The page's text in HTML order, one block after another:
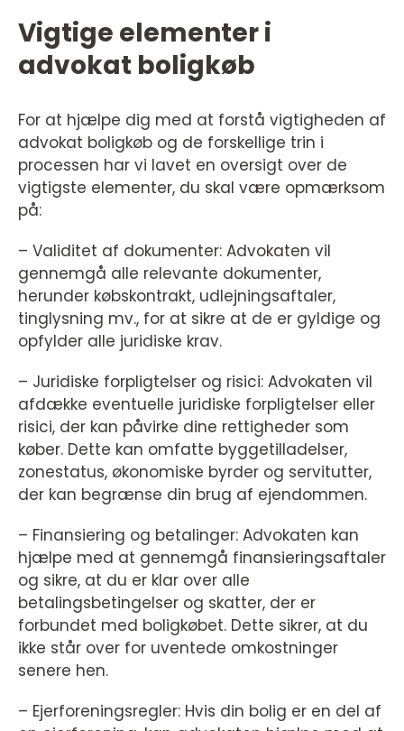
Vigtige elementer i
advokat boligkøb
For at hjælpe dig med at forstå vigtigheden af
advokat boligkøb og de forskellige trin i
processen har vi lavet en oversigt over de
vigtigste elementer, du skal være opmærksom
på:
– Validitet af dokumenter: Advokaten vil
gennemgå alle relevante dokumenter,
herunder købskontrakt, udlejningsaftaler,
tinglysning mv., for at sikre at de er gyldige og
opfylder alle juridiske krav.
– Juridiske forpligtelser og risici: Advokaten vil
afdække eventuelle juridiske forpligtelser eller
risici, der kan påvirke dine rettigheder som
køber. Dette kan omfatte byggetilladelser,
zonestatus, økonomiske byrder og servitutter,
der kan begrænse din brug af ejendommen.
– Finansiering og betalinger: Advokaten kan
hjælpe med at gennemgå finansieringsaftaler
og sikre, at du er klar over alle
betalingsbetingelser og skatter, der er
forbundet med boligkøbet. Dette sikrer, at du
ikke står over for uventede omkostninger
senere hen.
– Ejerforeningsregler: Hvis din bolig er en del af